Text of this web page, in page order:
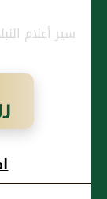
سير أعلام